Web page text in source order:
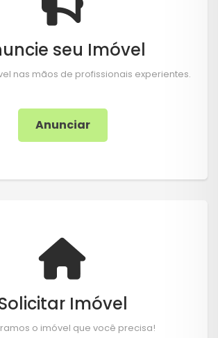
seu Imóvel
nas mãos de profissionais experientes.
Anunciar
Imóvel
o imóvel que você precisa!